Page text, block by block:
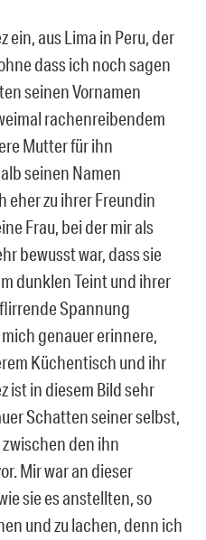
ein, aus Lima in Peru, der
dass ich noch sagen
seinen Vornamen
rachenreibendem
Mutter für ihn
seinen Namen
eher zu ihrer Freundin
Frau, bei der mir als
bewusst war, dass sie
dunklen Teint und ihrer
Spannung
genauer erinnere,
Küchentisch und ihr
ist in diesem Bild sehr
Schatten seiner selbst,
den ihn
Mir war an dieser
sie es anstellten, so
und zu lachen, denn ich